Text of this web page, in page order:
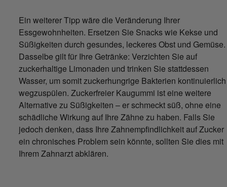
Ein weiterer Tipp wäre die Veränderung Ihrer
Essgewohnheiten. Ersetzen Sie Snacks wie Kekse und
Süßigkeiten durch gesundes, leckeres Obst und Gemüse.
Dasselbe gilt für Ihre Getränke: Verzichten Sie auf
zuckerhaltige Limonaden und trinken Sie stattdessen
Wasser, um somit zuckerhungrige Bakterien kontinuierlich
wegzuspülen. Zuckerfreier Kaugummi ist eine weitere
Alternative zu Süßigkeiten – er schmeckt süß, ohne eine
schädliche Wirkung auf Ihre Zähne zu haben. Falls Sie
jedoch denken, dass Ihre Zahnempfindlichkeit auf Zucker
ein chronisches Problem sein könnte, sollten Sie dies mit
Ihrem Zahnarzt abklären.